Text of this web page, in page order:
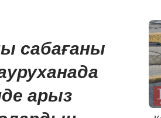
сабағаны
арыз